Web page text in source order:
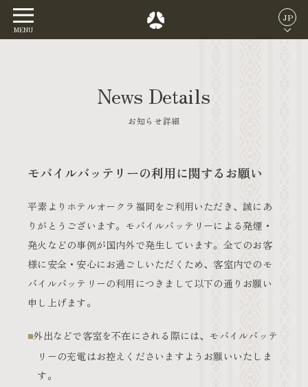
JP
MENU
News Details
お知らせ詳細
モバイルバッテリーの利用に関するお願い
平素よりホテルオークラ福岡をご利用いただき、誠にあ
りがとうございます。モバイルバッテリーによる発煙・
発火などの事例が国内外で発生しています。全てのお客
様に安全・安心にお過ごしいただくため、客室内でのモ
バイルバッテリーの利用につきまして以下の通りお願い
申し上げます。
外出などで客室を不在にされる際には、モバイルバッテ
リーの充電はお控えくださいますようお願いいたしま
す。